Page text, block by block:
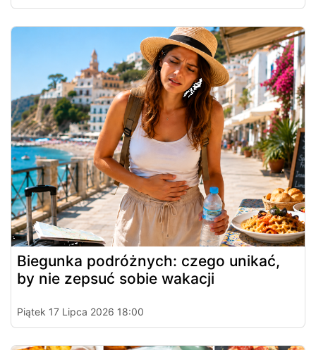
Biegunka podróżnych: czego unikać,
by nie zepsuć sobie wakacji
Piątek 17 Lipca 2026 18:00